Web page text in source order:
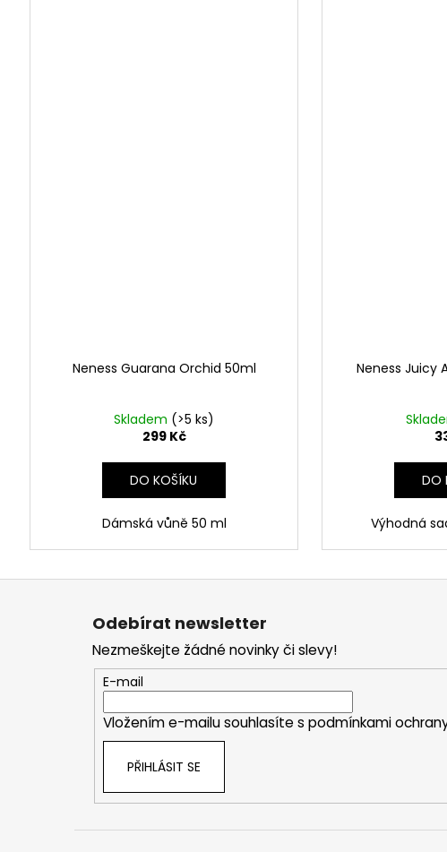
Neness Guarana Orchid 50ml
Skladem (>5 ks)
299 Kč
DO KOŠÍKU
Dámská vůně 50 ml
Neness Juicy
DO
Výhodná
Odebírat newsletter
Nezmeškejte žádné novinky či slevy!
E-mail
Vložením e-mailu souhlasíte s podmínkami
PŘIHLÁSIT SE